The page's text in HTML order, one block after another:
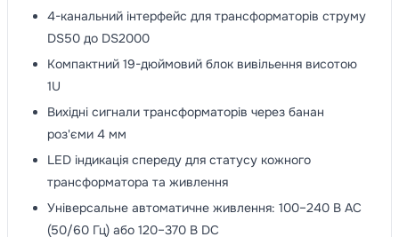
4-канальний інтерфейс для трансформаторів струму
DS50 до DS2000
Компактний 19-дюймовий блок вивільення висотою
1U
Вихідні сигнали трансформаторів через банан
роз'єми 4 мм
LED індикація спереду для статусу кожного
трансформатора та живлення
Універсальне автоматичне живлення: 100–240 В AC
(50/60 Гц) або 120–370 В DC